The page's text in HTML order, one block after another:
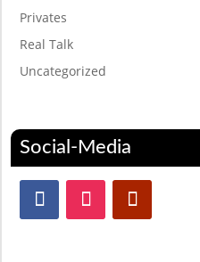
Privates
Real Talk
Uncategorized
Social-Media